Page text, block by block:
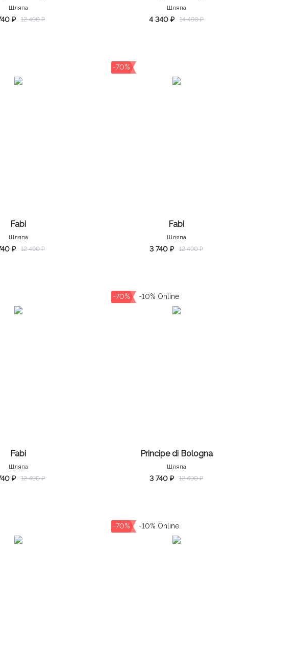
Шляпа
₽ 12 490 ₽
Шляпа
4 340 ₽ 14 490 ₽
Fabi
Шляпа
₽ 12 490 ₽
-70%
Fabi
Шляпа
3 740 ₽ 12 490 ₽
Fabi
Шляпа
₽ 12 490 ₽
-70%
Principe di Bologna
Шляпа
3 740 ₽ 12 490 ₽
-70%